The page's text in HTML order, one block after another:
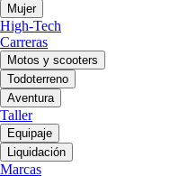
Mujer
High-Tech
Carreras
Motos y scooters
Todoterreno
Aventura
Taller
Equipaje
Liquidación
Marcas